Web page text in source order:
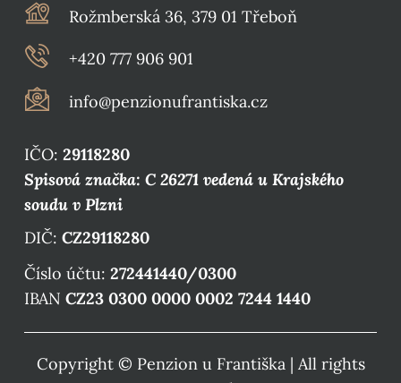
Rožmberská 36, 379 01 Třeboň
+420 777 906 901
info@penzionufrantiska.cz
IČO: 29118280
Spisová značka: C 26271 vedená u Krajského
soudu v Plzni
DIČ: CZ29118280
Číslo účtu: 272441440/0300
IBAN CZ23 0300 0000 0002 7244 1440
Copyright © Penzion u Františka | All rights